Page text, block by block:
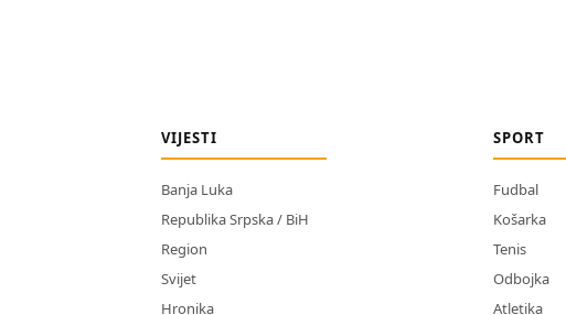
VIJESTI
Banja Luka
Republika Srpska / BiH
Region
Svijet
Hronika
SPORT
Fudbal
Košarka
Tenis
Odbojka
Atletika